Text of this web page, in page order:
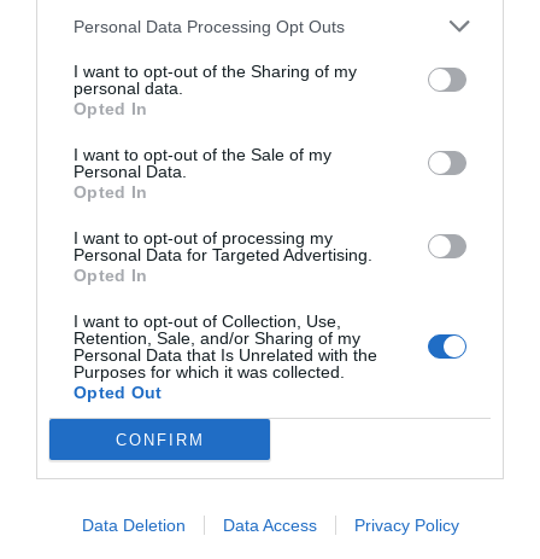
Personal Data Processing Opt Outs
I want to opt-out of the Sharing of my
personal data.
Opted In
I want to opt-out of the Sale of my
Personal Data.
Opted In
I want to opt-out of processing my
Personal Data for Targeted Advertising.
Opted In
I want to opt-out of Collection, Use,
Retention, Sale, and/or Sharing of my
Personal Data that Is Unrelated with the
Purposes for which it was collected.
Opted Out
CONFIRM
Data Deletion Data Access Privacy Policy